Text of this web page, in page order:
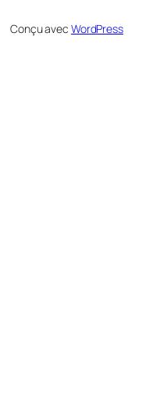
Conçu avec WordPress